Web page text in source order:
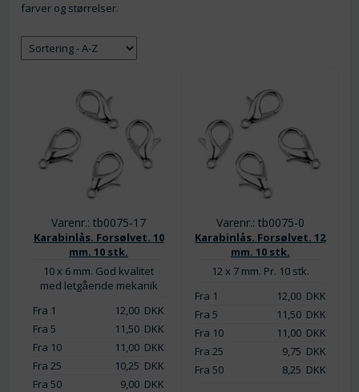
farver og størrelser.
Varenr.: tb0075-17
Karabinlås. Forsølvet. 10
mm. 10 stk.
10 x 6 mm. God kvalitet
med letgående mekanik
Fra 1
12,00DKK
Fra 5
11,50DKK
Fra 10
11,00DKK
Fra 25
10,25 DKK
Fra 50
9,00DKK
Varenr.: tb0075-0
Karabinlås. Forsølvet. 12
mm. 10 stk.
12 x 7 mm. Pr. 10 stk.
Fra 1
12,00DKK
Fra 5
11,50DKK
Fra 10
11,00DKK
Fra 25
9,75 DKK
Fra 50
8,25 DKK